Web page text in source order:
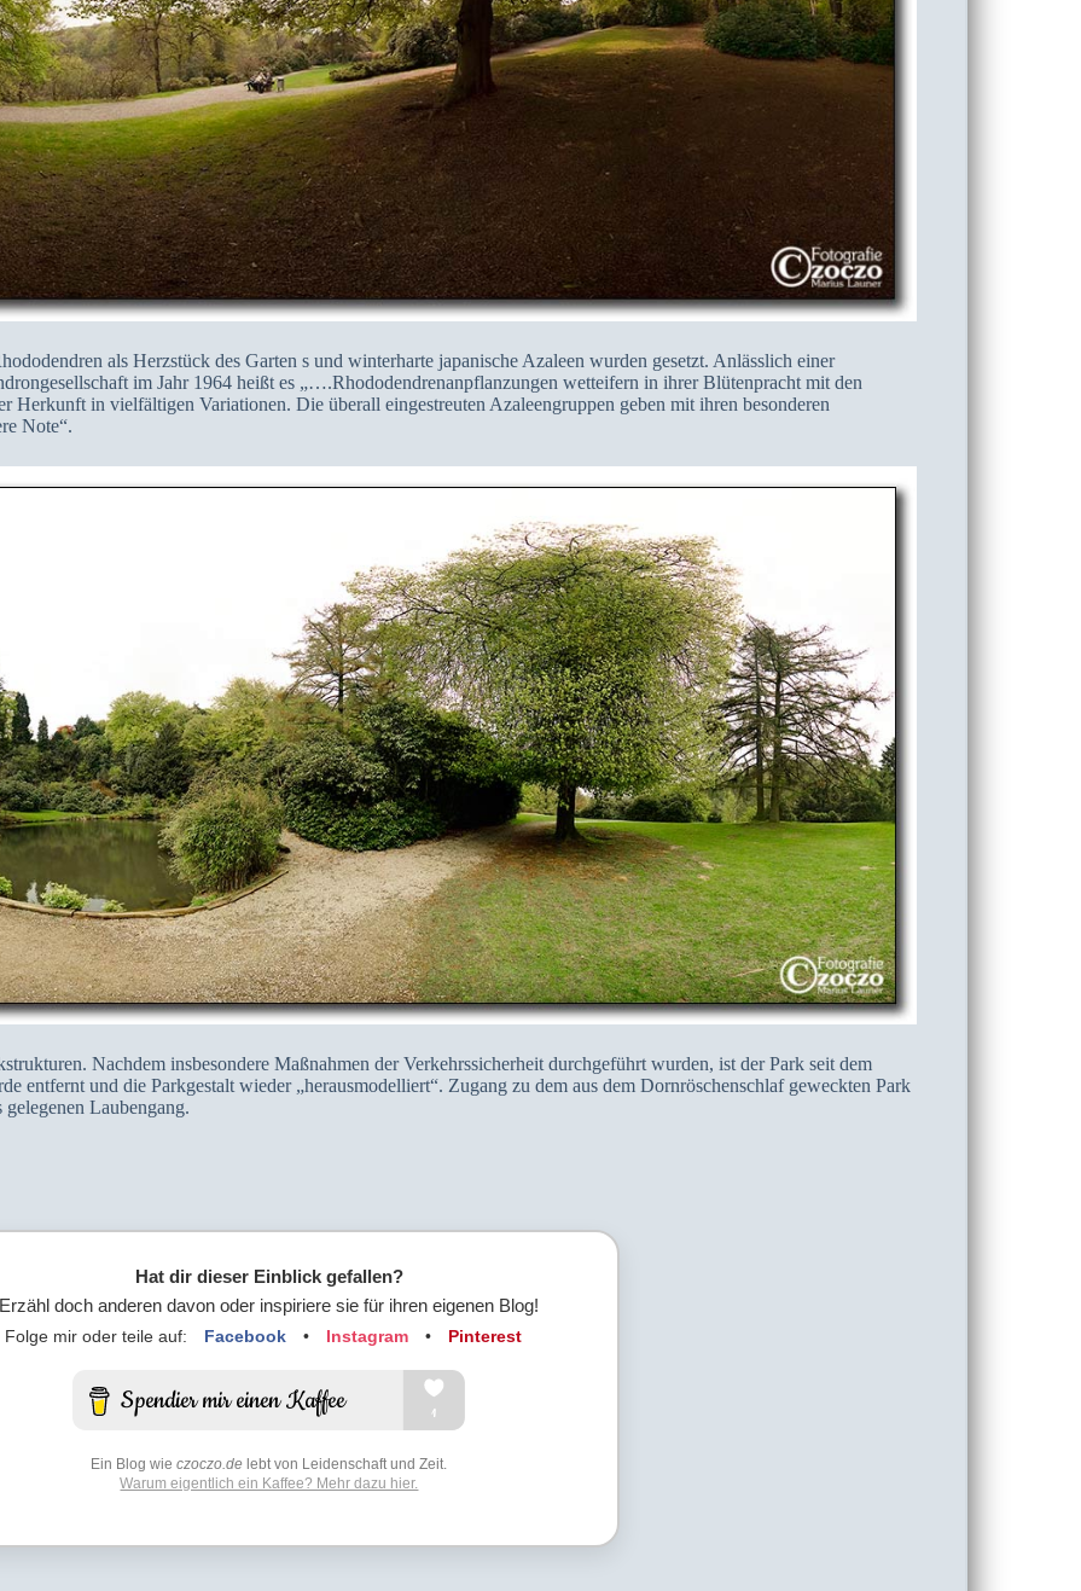
als Herzstück des Garten s und winterharte japanische Azaleen wurden gesetzt. Anlässlich einer
im Jahr 1964 heißt es „….Rhododendrenanpflanzungen wetteifern in ihrer Blütenpracht mit den
Herkunft in vielfältigen Variationen. Die überall eingestreuten Azaleengruppen geben mit ihren besonderen
Note“.
Nachdem insbesondere Maßnahmen der Verkehrssicherheit durchgeführt wurden, ist der Park seit dem
entfernt und die Parkgestalt wieder „herausmodelliert“. Zugang zu dem aus dem Dornröschenschlaf geweckten Park
Laubengang.
Hat dir dieser Einblick gefallen?
Erzähl doch anderen davon oder inspiriere sie für ihren eigenen Blog!
Folge mir oder teile auf: Facebook • Instagram • Pinterest
Ein Blog wieczoczo.de lebt von Leidenschaft und Zeit.
Warum eigentlich ein Kaffee? Mehr dazu hier.